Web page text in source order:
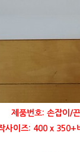
제품번호: 손잡이/
사이즈: 400 x 350+